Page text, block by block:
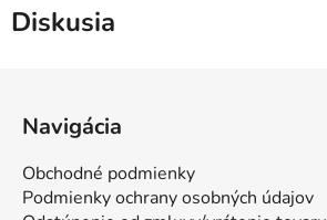
Diskusia
Navigácia
Obchodné podmienky
Podmienky ochrany osobných údajov